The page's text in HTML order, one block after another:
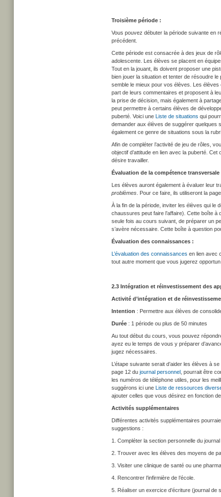
Troisième période :
Vous pouvez débuter la période suivante en
précédent.
Cette période est consacrée à des jeux de
adolescente. Les élèves se placent en
Tout en la jouant, ils doivent proposer une
bien jouer la situation et tenter de résoudre
semble le mieux pour vos élèves. Les
part de leurs commentaires et proposent à
la prise de décision, mais également à
peut permettre à certains élèves de
puberté. Voici une Liste de situations qui
demander aux élèves de suggérer quelques
également ce genre de situations sous la
Afin de compléter l’activité de jeu de rôles,
objectif d’attitude en lien avec la puberté.
désire travailler.
Évaluation de la compétence transversale
Les élèves auront également à évaluer leur
problèmes . Pour ce faire, ils utiliseront la
À la fin de la période, inviter les élèves qui le
chaussures peut faire l’affaire). Cette boîte à
seule fois au cours suivant, de préparer un
s’avère nécessaire. Cette boîte à question
Évaluation des connaissances :
L’évaluation des connaissances en lien avec
tout autre moment que vous jugerez
2.3 Intégration et réinvestissement des
Activité d’intégration et de
Intention : Permettre aux élèves de
Durée : 1 période ou plus de 50 minutes
Au tout début du cours, vous pouvez
ayez eu le temps de vous y préparer
jugez nécessaires.
L’étape suivante serait d’aider les élèves à
page 12 du journal personnel , pourrait être
les numéros de téléphone utiles, pour les
suggérons ici une Liste de ressources
ajouter celles que vous désirez en fonction
Activités supplémentaires
Différentes activités supplémentaires
suggestions :
1. Compléter la section personnelle du
2. Trouver avec les élèves des moyens de
3. Visiter une clinique de santé ou une
4. Rencontrer l’infirmière de l’école.
5. Réaliser un exercice d’écriture (journal de